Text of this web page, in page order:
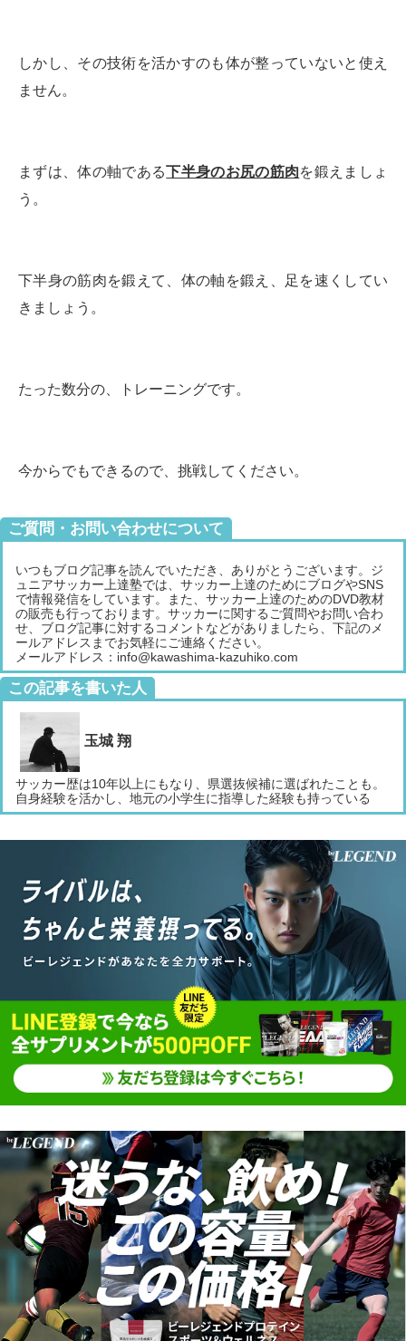
しかし、その技術を活かすのも体が整っていないと使え
ません。
まずは、体の軸である下半身のお尻の筋肉を鍛えましょ
う。
下半身の筋肉を鍛えて、体の軸を鍛え、足を速くしてい
きましょう。
たった数分の、トレーニングです。
今からでもできるので、挑戦してください。
ご質問・お問い合わせについて
いつもブログ記事を読んでいただき、ありがとうございます。ジ
ュニアサッカー上達塾では、サッカー上達のためにブログやSNS
で情報発信をしています。また、サッカー上達のためのDVD教材
の販売も行っております。サッカーに関するご質問やお問い合わ
せ、ブログ記事に対するコメントなどがありましたら、下記のメ
ールアドレスまでお気軽にご連絡ください。
メールアドレス：info@kawashima-kazuhiko.com
この記事を書いた人
玉城 翔
サッカー歴は10年以上にもなり、県選抜候補に選ばれたことも。
自身経験を活かし、地元の小学生に指導した経験も持っている